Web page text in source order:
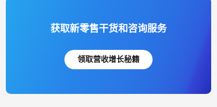
获取新零售干货和咨询服务
领取营收增长秘籍